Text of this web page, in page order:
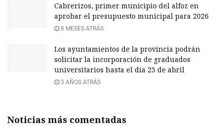
Cabrerizos, primer municipio del alfoz en
aprobar el presupuesto municipal para 2026
8 MESES ATRÁS
Los ayuntamientos de la provincia podrán
solicitar la incorporación de graduados
universitarios hasta el día 23 de abril
3 AÑOS ATRÁS
Noticias más comentadas